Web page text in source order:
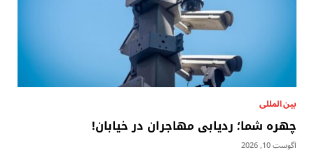
بين المللى
چهره شما؛ ردیابی مهاجران در خیابان!
آگوست 10, 2026